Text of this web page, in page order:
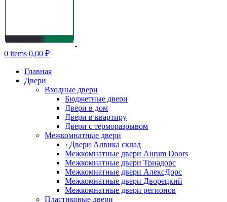
0 items 0,00 ₽
Главная
Двери
Входные двери
Бюджетные двери
Двери в дом
Двери в квартиру
Двери с терморазрывом
Межкомнатные двери
› Двери Алвика склад
Межкомнатные двери Aurum Doors
Межкомнатные двери Триадорс
Межкомнатные двери АлексДорс
Межкомнатные двери Дворецкий
Межкомнатные двери регионов
Пластиковые двери